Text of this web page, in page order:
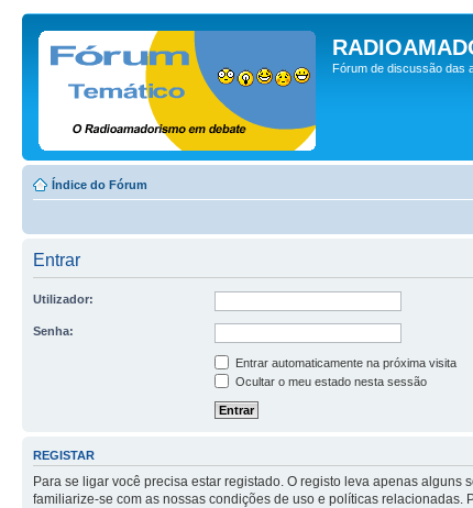
Fórum de discussão das
Índice do Fórum
Entrar
Utilizador:
Senha:
Entrar automaticamente na próxima visita
Ocultar o meu estado nesta sessão
REGISTAR
Para se ligar você precisa estar registado. O registo leva apenas
familiarize-se com as nossas condições de uso e políticas relacionadas.